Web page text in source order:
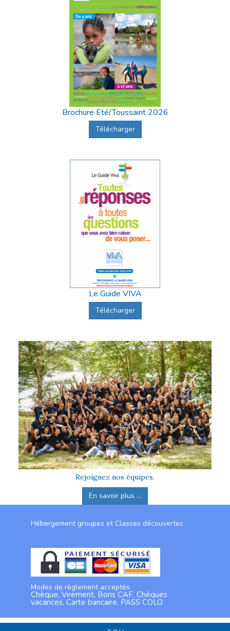
Brochure Eté/Toussaint 2026
Télécharger
Le Guide VIVA
Télécharger
Rejoignez nos équipes.
En savoir plus ...
Hébergement groupes et Classes découvertes
Modes de règlement acceptés
Chèque, Virement, Bons CAF, Chèques
vacances, Carte bancaire, PASS COLO